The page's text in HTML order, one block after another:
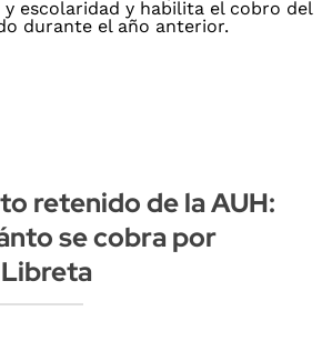
retenido de la AUH:
se cobra por